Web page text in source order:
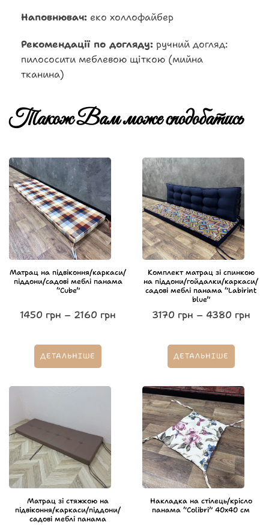
Наповнювач: еко холлофайбер
Рекомендації по догляду: ручний догляд:
пилососити меблевою щіткою (мийна
тканина)
Також Вам може сподобатись
Матрац на підвіконня/каркаси/
піддони/садові меблі панама
“Cube”
1450 грн – 2160 грн
ДЕТАЛЬНІШЕ
Комплект матрац зі спинкою
на піддони/гойдалки/каркаси/
садові меблі панама “Labirint
blue”
3170 грн – 4380 грн
ДЕТАЛЬНІШЕ
Матрац зі стяжкою на
підвіконня/каркаси/піддони/
садові меблі панама
Накладка на стілець/крісло
панама “Colibri” 40х40 см